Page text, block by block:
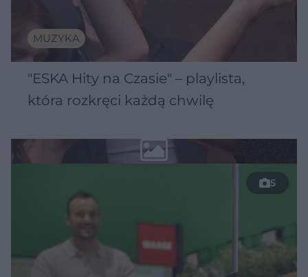
MUZYKA
"ESKA Hity na Czasie" – playlista,
która rozkręci każdą chwilę
5